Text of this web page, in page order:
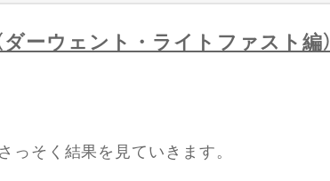
ダーウェント・ライトファスト編）
っそく結果を見ていきます。